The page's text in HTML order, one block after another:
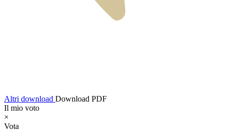
Altri download Download PDF
Il mio voto
×
Vota